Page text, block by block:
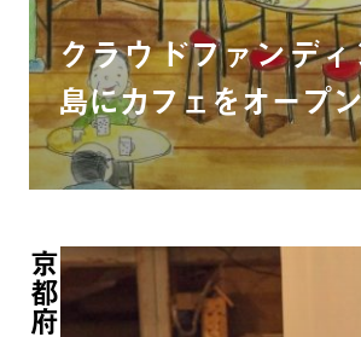
クラウドファンデ
島にカフェをオープ
京都府